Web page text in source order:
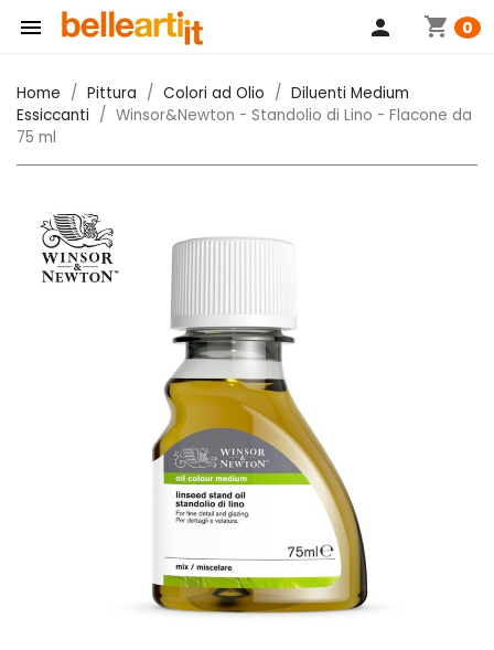
 shopping_cart 0
person
Home Pittura Colori ad Olio
Diluenti Medium
Essiccanti
Winsor&Newton - Standolio di Lino - Flacone da
75 ml